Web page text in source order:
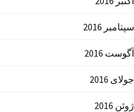
سپتامبر 2016
آگوست 2016
جولای 2016
ژوئن 2016